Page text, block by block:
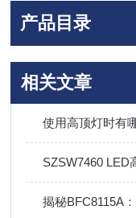
产品目录
相关文章
使用高顶灯时有
揭秘BFC8115A